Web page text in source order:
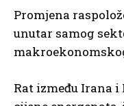
Promjena
unutar samog
Rat između Irana